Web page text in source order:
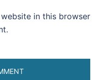
in this browser